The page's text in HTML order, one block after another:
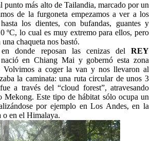
punto más alto de Tailandia, marcado por un
de la furgoneta empezamos a ver a los
los dientes, con bufandas, guantes y
ºC, lo cual es muy extremo para ellos, pero
chaqueta nos bastó.
donde reposan las cenizas del REY
en Chiang Mai y gobernó esta zona
a coger la van y nos llevaron al
la caminata: una ruta circular de unos 3
a través del “cloud forest”, atravesando
Mekong. Este tipo de hábitat sólo ocupa un
por ejemplo en Los Andes, en la
en el Himalaya.